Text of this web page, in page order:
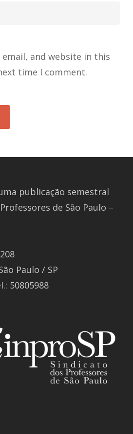
email, and website in this
time I comment.
publicação semestral
de São Paulo –
Paulo / SP
50805988